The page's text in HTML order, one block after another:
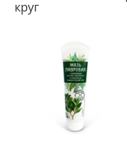
круг